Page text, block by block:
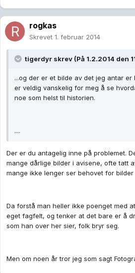
rogkas
Skrevet 1. februar 2014
tigerdyr skrev (På 1.2.2014 den
...og der er et bilde av det jeg antar er
er veldig vanskelig for meg å se
noe som helst til historien.
....
Der er du antagelig inne på problemet.
mange dårlige bilder i avisene, ofte tatt
mange ikke lenger ser behovet for bilder
Da forstå man heller ikke poenget med
eget fagfelt, og tenker at det bare er å
som han over her sier, folk bryr seg.
Men om noen år tror jeg som sagt